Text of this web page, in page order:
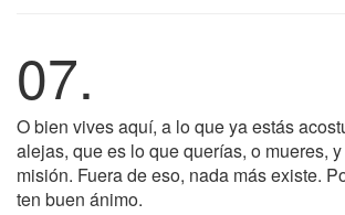
07.
O bien vives aquí, a lo que ya estás
alejas, que es lo que querías, o mueres,
misión. Fuera de eso, nada más existe.
ten buen ánimo.